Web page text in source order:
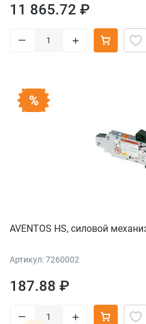
11 865.72 ₽
– +
AVENTOS HS, силовой
Артикул: 7260002
187.88 ₽
– +